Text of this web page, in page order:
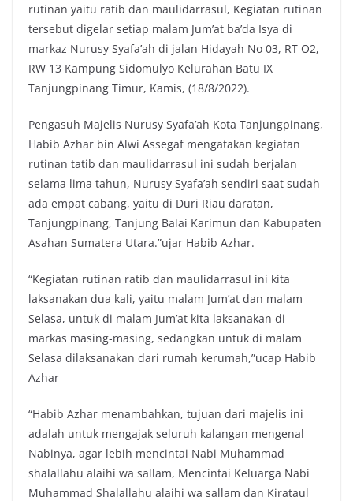
rutinan yaitu ratib dan maulidarrasul, Kegiatan rutinan
tersebut digelar setiap malam Jum’at ba’da Isya di
markaz Nurusy Syafa’ah di jalan Hidayah No 03, RT O2,
RW 13 Kampung Sidomulyo Kelurahan Batu IX
Tanjungpinang Timur, Kamis, (18/8/2022).
Pengasuh Majelis Nurusy Syafa’ah Kota Tanjungpinang,
Habib Azhar bin Alwi Assegaf mengatakan kegiatan
rutinan tatib dan maulidarrasul ini sudah berjalan
selama lima tahun, Nurusy Syafa’ah sendiri saat sudah
ada empat cabang, yaitu di Duri Riau daratan,
Tanjungpinang, Tanjung Balai Karimun dan Kabupaten
Asahan Sumatera Utara.”ujar Habib Azhar.
“Kegiatan rutinan ratib dan maulidarrasul ini kita
laksanakan dua kali, yaitu malam Jum’at dan malam
Selasa, untuk di malam Jum’at kita laksanakan di
markas masing-masing, sedangkan untuk di malam
Selasa dilaksanakan dari rumah kerumah,”ucap Habib
Azhar
“Habib Azhar menambahkan, tujuan dari majelis ini
adalah untuk mengajak seluruh kalangan mengenal
Nabinya, agar lebih mencintai Nabi Muhammad
shalallahu alaihi wa sallam, Mencintai Keluarga Nabi
Muhammad Shalallahu alaihi wa sallam dan Kirataul